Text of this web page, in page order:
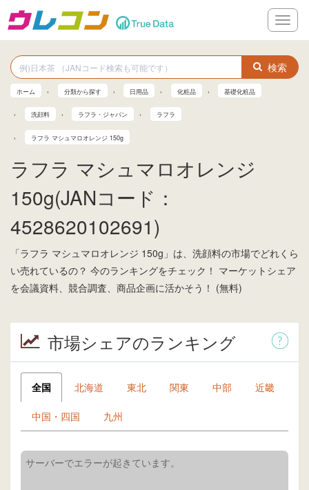
メ
ニ
ー
検索
ホーム 分類から探す 日用品 化粧品 基礎化粧品
洗顔料 ラフラ・ジャパン ラフラ
ラフラ マシュマロオレンジ 150g
ラフラ マシュマロオレンジ
150g(JANコード：
4528620102691)
「ラフラ マシュマロオレンジ 150g」は、洗顔料の市場でどれくら
い売れているの？ 今のランキングをチェック！ マーケットシェア
を会議資料、競合調査、商品企画に活かそう！ (無料)
市場シェアのランキング
全国 北海道 東北 関東 中部 近畿
中国・四国 九州